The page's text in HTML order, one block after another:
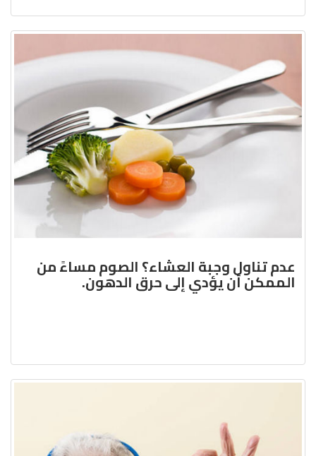
عدم تناول وجبة العشاء؟ الصوم مساءً من
الممكن أن يؤدي إلى حرق الدهون.